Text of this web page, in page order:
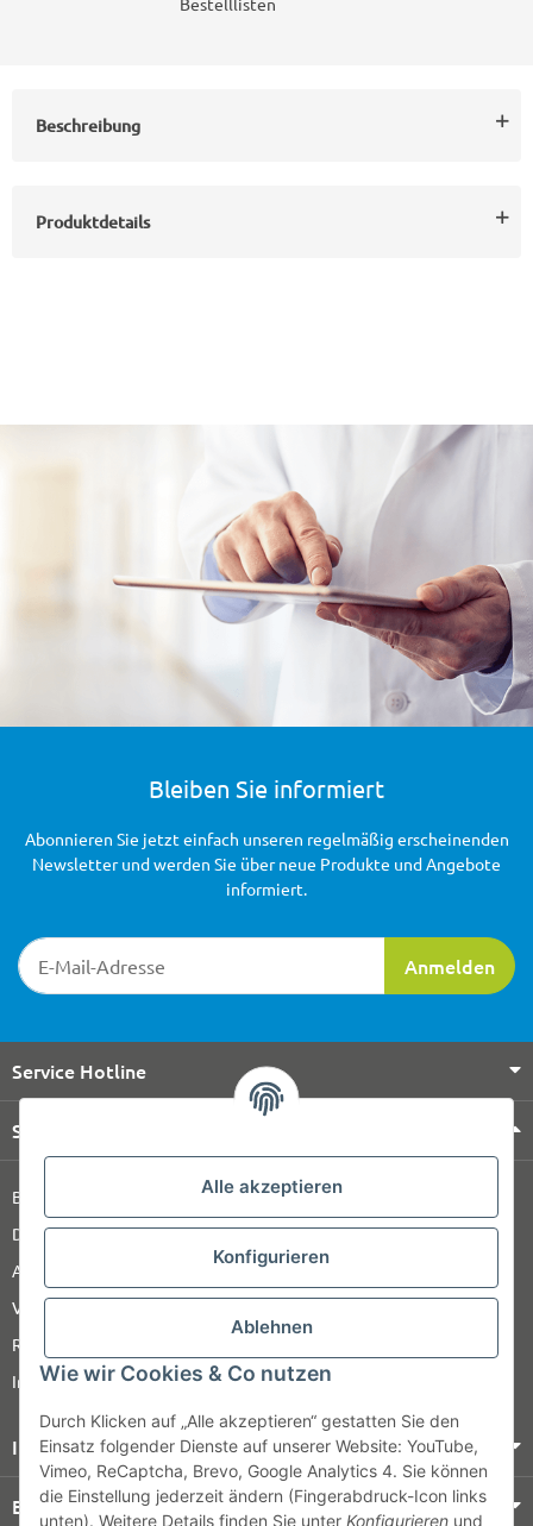
Alle akzeptieren
Konfigurieren
Ablehnen
Wie wir Cookies & Co nutzen
Durch Klicken auf „Alle akzeptieren“ gestatten Sie den
Einsatz folgender Dienste auf unserer Website: YouTube,
Vimeo, ReCaptcha, Brevo, Google Analytics 4. Sie können
die Einstellung jederzeit ändern (Fingerabdruck-Icon links
unten). Weitere Details finden Sie unter Konfigurieren und
Beschreibung
Produktdetails
Bleiben Sie informiert
Newsletter-Registrierung
Anmelden
Abonnieren Sie jetzt einfach unseren regelmäßig erscheinenden
Newsletter und werden Sie über neue Produkte und Angebote
informiert.
Service Hotline
Shop Service
Barrierefreiheitserklärung
Datenschutz
AGB
Versandinformationen
Retour
Impressum
Informationen
Bezahlung & Versand